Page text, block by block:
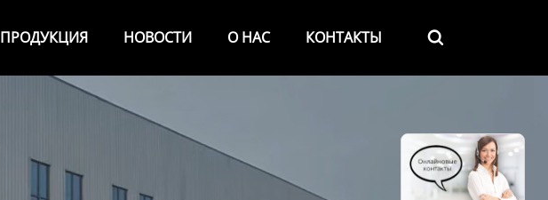
ПРОДУКЦИЯ НОВОСТИ О НАС КОНТАКТЫ 